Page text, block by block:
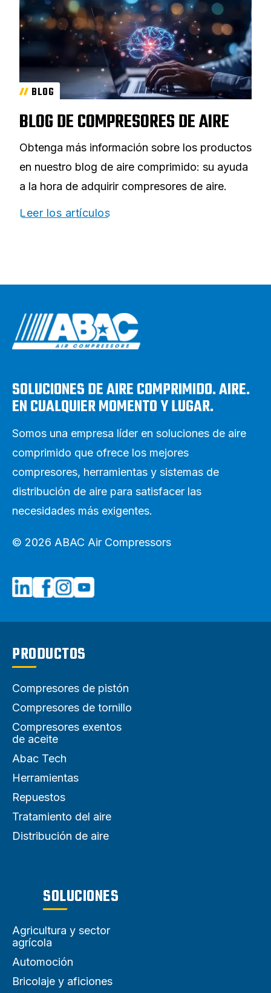
BLOG
BLOG DE COMPRESORES DE AIRE
Obtenga más información sobre los productos
en nuestro blog de aire comprimido: su ayuda
a la hora de adquirir compresores de aire.
Leer los artículos
SOLUCIONES DE AIRE COMPRIMIDO. AIRE.
EN CUALQUIER MOMENTO Y LUGAR.
Somos una empresa líder en soluciones de aire
comprimido que ofrece los mejores
compresores, herramientas y sistemas de
distribución de aire para satisfacer las
necesidades más exigentes.
© 2026 ABAC Air Compressors
PRODUCTOS
Compresores de pistón
Compresores de tornillo
Compresores exentos
de aceite
Abac Tech
Herramientas
Repuestos
Tratamiento del aire
Distribución de aire
SOLUCIONES
Agricultura y sector
agrícola
Automoción
Bricolaje y aficiones